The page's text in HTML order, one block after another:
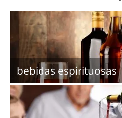
bebidas espirituosas